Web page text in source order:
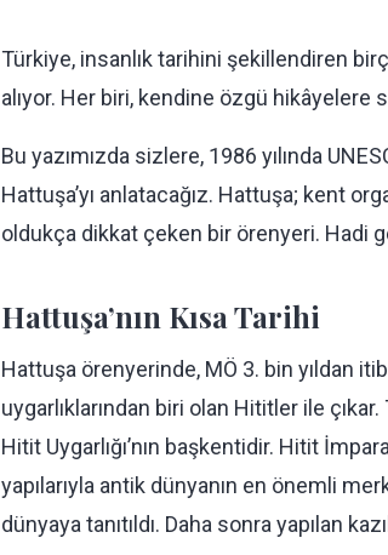
Türkiye, insanlık tarihini şekillendiren
alıyor. Her biri, kendine özgü
Bu yazımızda sizlere, 1986 yılında
Hattuşa’yı anlatacağız. Hattuşa; kent
oldukça dikkat çeken bir örenyeri. Hadi
Hattuşa’nın Kısa Tarihi
Hattuşa örenyerinde, MÖ 3. bin yıldan
uygarlıklarından biri olan Hititler ile
Hitit Uygarlığı’nın başkentidir. Hitit
yapılarıyla antik dünyanın en önemli
dünyaya tanıtıldı. Daha sonra yapılan